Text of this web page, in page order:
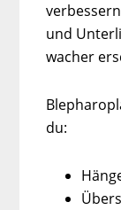
und
wacher
du: